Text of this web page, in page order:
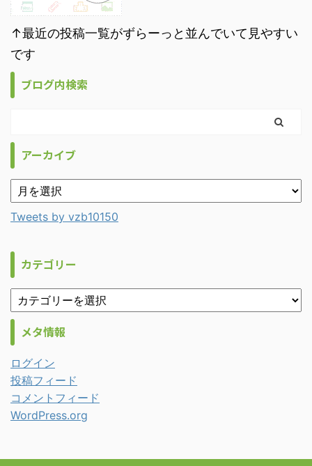
↑最近の投稿一覧がずらーっと並んでいて見やすい
です
ブログ内検索
アーカイブ
Tweets by vzb10150
カテゴリー
メタ情報
ログイン
投稿フィード
コメントフィード
WordPress.org